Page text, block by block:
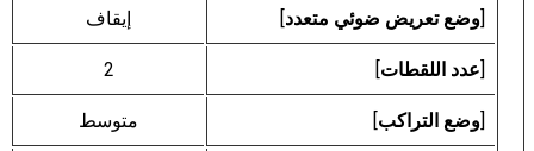
[وضع تعريض ضوئي متعدد] إيقاف
[عدد اللقطات]
2
[وضع التراكب] متوسط